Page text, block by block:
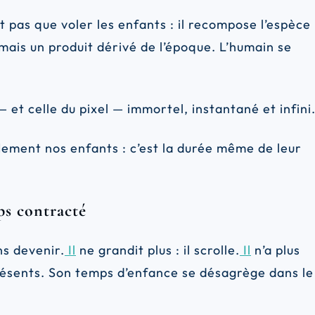
que voler les enfants : il recompose l’espèce
un produit dérivé de l’époque. L’humain se
celle du pixel — immortel, instantané et infini.
nos enfants : c’est la durée même de leur
contracté
devenir. Il ne grandit plus : il scrolle. Il n’a plus
Son temps d’enfance se désagrège dans le